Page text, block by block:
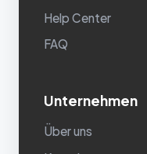
Help Center
FAQ
Unternehmen
Über uns